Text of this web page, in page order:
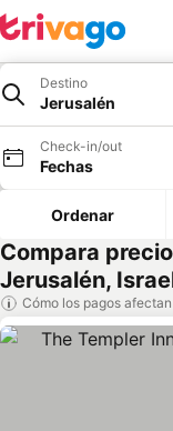
Destino
Jerusalén
Check-in/out
Fechas
Ordenar
Compara
Jerusalén,
Cómo los pagos